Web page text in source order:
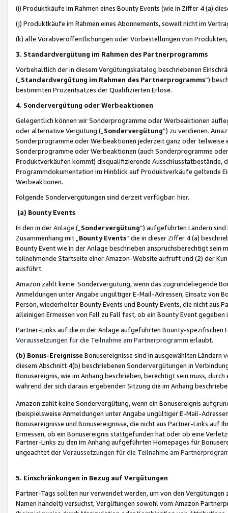
(i) Produktkäufe im Rahmen eines Bounty Events (wie in Ziffer 4 (a)
(j) Produktkäufe im Rahmen eines Abonnements, soweit nicht im
(k) alle Vorabveröffentlichungen oder Vorbestellungen von
3. Standardvergütung im Rahmen des Partnerprogramms
Vorbehaltlich der in diesem Vergütungskatalog beschriebenen
(„ Standardvergütung im Rahmen des Partnerprogramms“)
bestimmten Prozentsatzes der Qualifizierten Erlöse.
4. Sondervergütung oder Werbeaktionen
Gelegentlich können wir Sonderprogramme oder Werbeaktionen
oder alternative Vergütung („ Sondervergütung”) zu verdienen.
Sonderprogramme oder Werbeaktionen jederzeit ganz oder
Sonderprogramme oder Werbeaktionen (auch Sonderprogramme
Produktverkäufen kommt) disqualifizierende Ausschlusstatbestände,
Programmdokumentation im Hinblick auf Produktverkäufe geltende
Werbeaktionen.
Folgende Sondervergütungen sind derzeit verfügbar: hier.
(a) Bounty Events
In den in derAnlage („ Sondervergütung“) aufgeführten Ländern
Zusammenhang mit „ Bounty Events“ die in dieser Ziffer 4 (a)
Bounty Event wie in der Anlage beschrieben anspruchsberechtigt sein
teilnehmende Startseite einer Amazon-Website aufruft und (2) der
ausführt.
Amazon zahlt keine Sondervergütung, wenn das zugrundeliegende
Anmeldungen unter Angabe ungültiger E-Mail-Adressen, Einsatz von
Person, wiederholter Bounty Events und Bounty Events, die nicht
alleinigen Ermessen von Fall zu Fall fest, ob ein Bounty Event
Partner-Links auf die in der Anlage aufgeführten Bounty-spezifischen
Voraussetzungen für die Teilnahme am Partnerprogramm erlaubt.
(b) Bonus-Ereignisse Bonusereignisse sind in ausgewählten Ländern
diesem Abschnitt 4(b) beschriebenen Sondervergütungen in
Bonusereignis, wie im Anhang beschrieben, berechtigt sein muss,
während der sich daraus ergebenden Sitzung die im Anhang
Amazon zahlt keine Sondervergütung, wenn ein Bonusereignis
(beispielsweise Anmeldungen unter Angabe ungültiger E-Mail-
Bonusereignisse und Bonusereignisse, die nicht aus Partner-Links auf
Ermessen, ob ein Bonusereignis stattgefunden hat oder ob eine
Partner-Links zu den im Anhang aufgeführten Homepages für
ungeachtet derVoraussetzungen für die Teilnahme am
5. Einschränkungen in Bezug auf Vergütungen
Partner-Tags sollten nur verwendet werden, um von den
Namen handelt) versuchst, Vergütungen sowohl vom Amazon